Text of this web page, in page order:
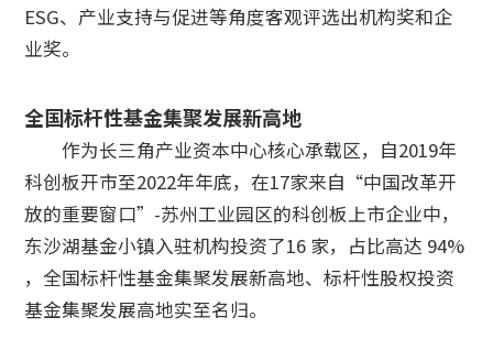
ESG、产业支持与促进等角度客观评选出机构奖和企
业奖。
全国标杆性基金集聚发展新高地
作为长三角产业资本中心核心承载区，自2019年
科创板开市至2022年年底，在17家来自“中国改革开
放的重要窗口”-苏州工业园区的科创板上市企业中，
东沙湖基金小镇入驻机构投资了16 家，占比高达 94%
，全国标杆性基金集聚发展新高地、标杆性股权投资
基金集聚发展高地实至名归。